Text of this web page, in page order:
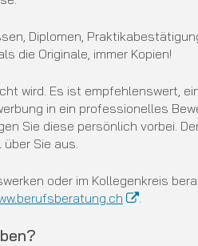
Diplomen,
die Originale, immer Kopien!
wird. Es ist empfehlenswert,
in ein professionelles
Sie diese persönlich vorbei.
Sie aus.
oder im Kollegenkreis
.